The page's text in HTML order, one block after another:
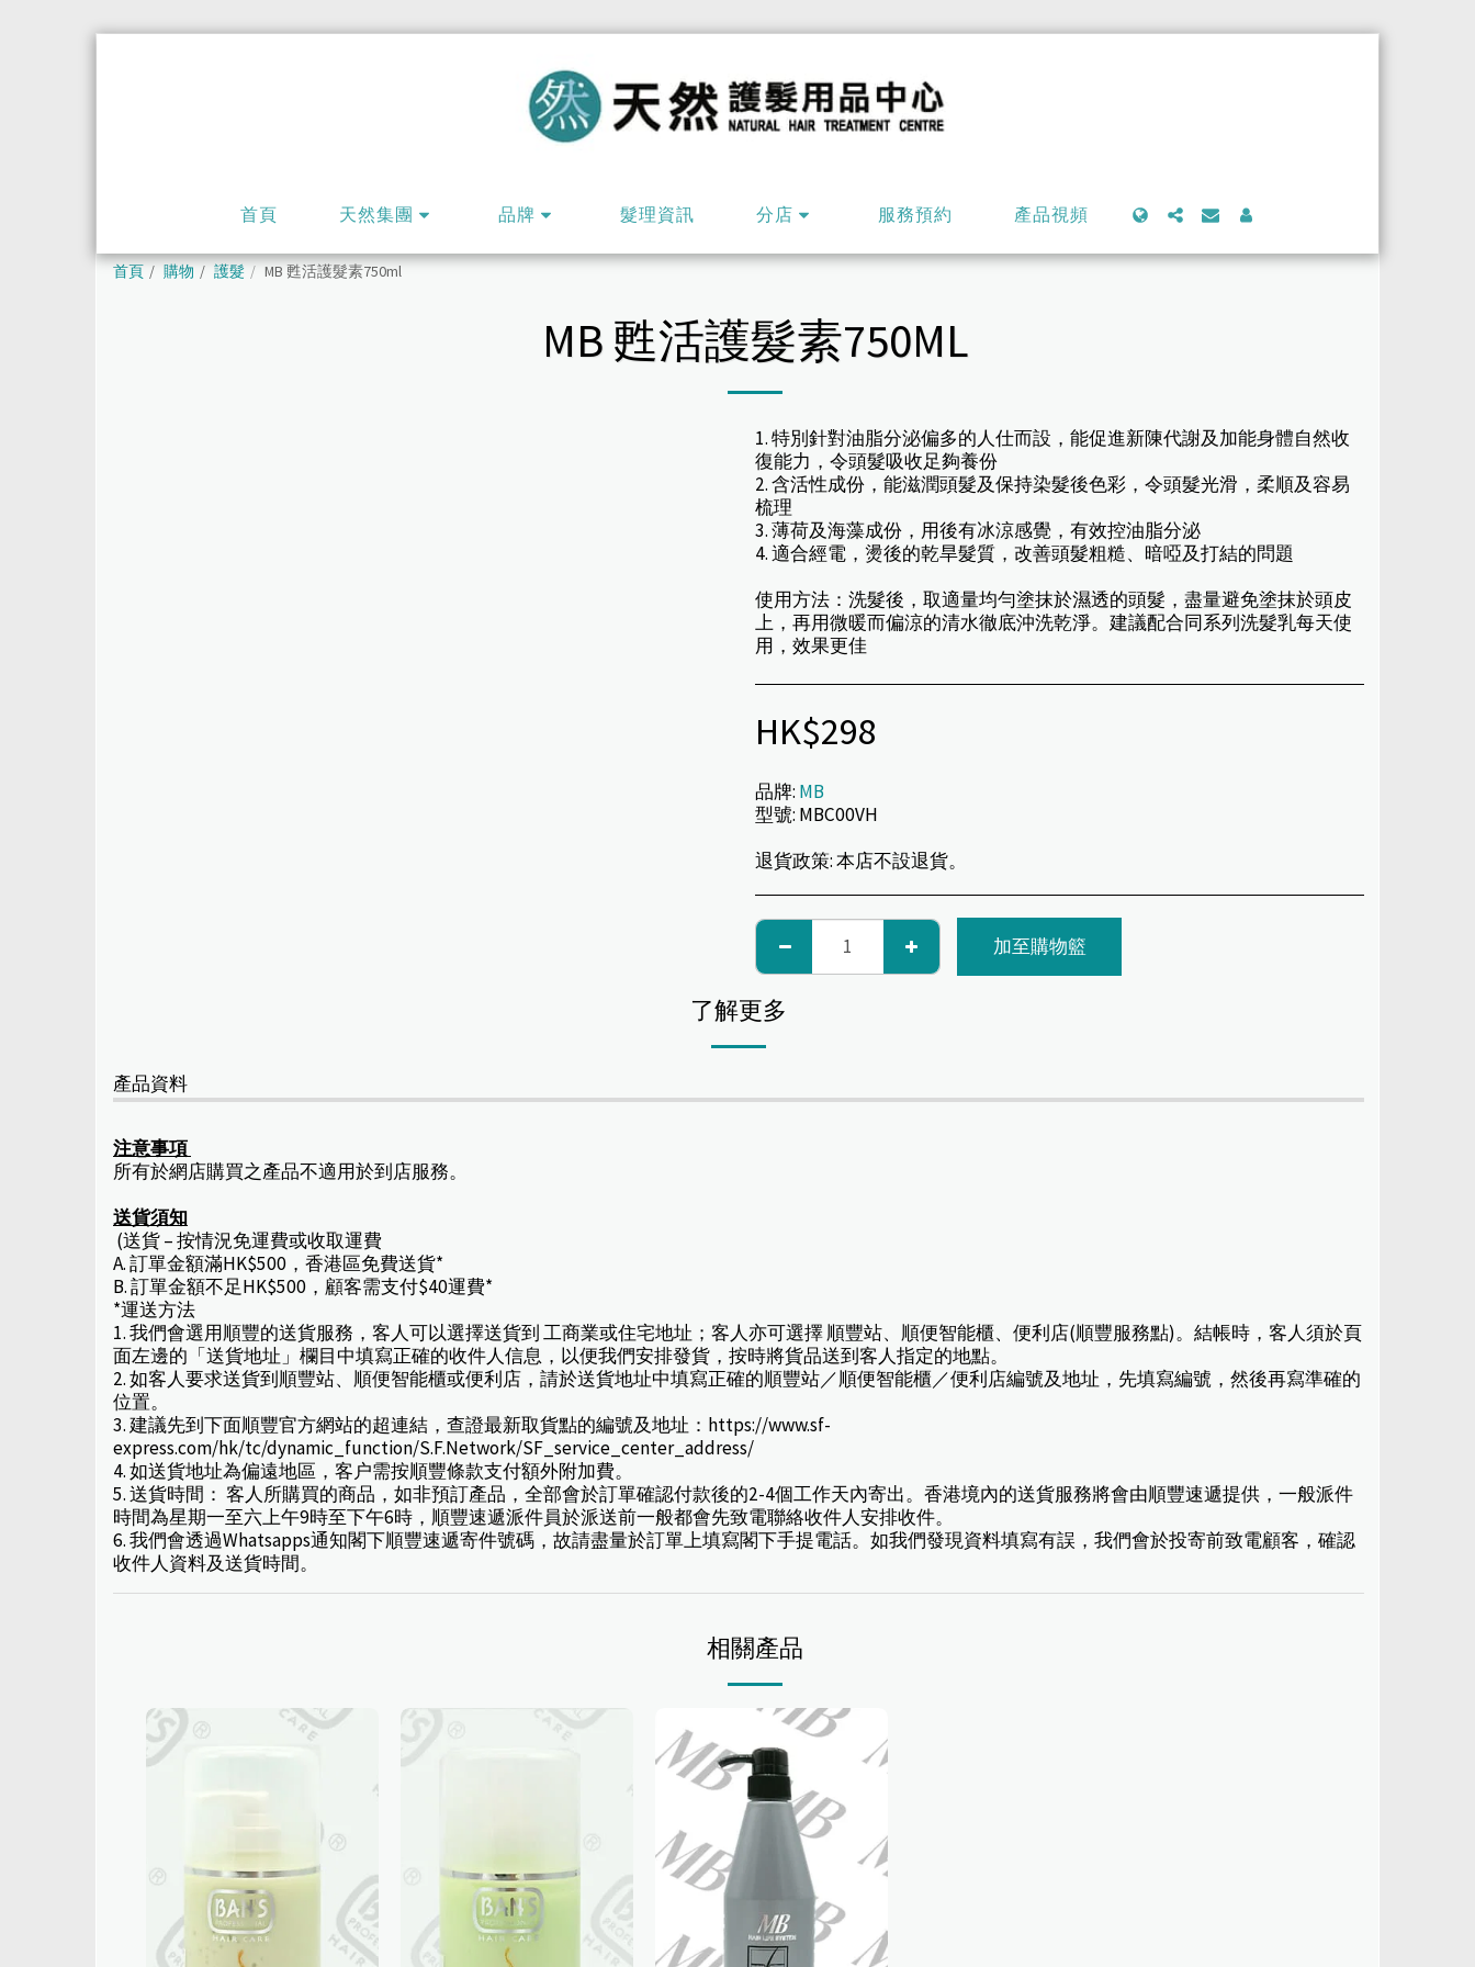
首頁 天然集團 品牌 髮理資訊 分店 服務預約 產品視頻
首頁 購物 護髮 MB 甦活護髮素750ml
MB 甦活護髮素750ML
1. 特別針對油脂分泌偏多的人仕而設，能促進新陳代謝及加能身體自然收
復能力，令頭髮吸收足夠養份
2. 含活性成份，能滋潤頭髮及保持染髮後色彩，令頭髮光滑，柔順及容易
梳理
3. 薄荷及海藻成份，用後有冰涼感覺，有效控油脂分泌
4. 適合經電，燙後的乾旱髮質，改善頭髮粗糙、暗啞及打結的問題
使用方法：洗髮後，取適量均勻塗抹於濕透的頭髮，盡量避免塗抹於頭皮
上，再用微暖而偏涼的清水徹底沖洗乾淨。建議配合同系列洗髮乳每天使
用，效果更佳
HK$298
品牌: MB
型號: MBC00VH
退貨政策:本店不設退貨。
加至購物籃
了解更多
產品資料
注意事項
所有於網店購買之產品不適用於到店服務。
送貨須知
(送貨 – 按情況免運費或收取運費
A. 訂單金額滿HK$500，香港區免費送貨*
B. 訂單金額不足HK$500，顧客需支付$40運費*
*運送方法
1. 我們會選用順豐的送貨服務，客人可以選擇送貨到 工商業或住宅地址；客人亦可選擇 順豐站、順便智能櫃、便利店(順豐服務點)。結帳時，客人須於頁
面左邊的「送貨地址」欄目中填寫正確的收件人信息，以便我們安排發貨，按時將貨品送到客人指定的地點。
2. 如客人要求送貨到順豐站、順便智能櫃或便利店，請於送貨地址中填寫正確的順豐站／順便智能櫃／便利店編號及地址，先填寫編號，然後再寫準確的
位置。
3. 建議先到下面順豐官方網站的超連結，查證最新取貨點的編號及地址：https://www.sf-
express.com/hk/tc/dynamic_function/S.F.Network/SF_service_center_address/
4. 如送貨地址為偏遠地區，客户需按順豐條款支付額外附加費。
5. 送貨時間： 客人所購買的商品，如非預訂產品，全部會於訂單確認付款後的2-4個工作天內寄出。香港境內的送貨服務將會由順豐速遞提供，一般派件
時間為星期一至六上午9時至下午6時，順豐速遞派件員於派送前一般都會先致電聯絡收件人安排收件。
6. 我們會透過Whatsapps通知閣下順豐速遞寄件號碼，故請盡量於訂單上填寫閣下手提電話。如我們發現資料填寫有誤，我們會於投寄前致電顧客，確認
收件人資料及送貨時間。
相關產品